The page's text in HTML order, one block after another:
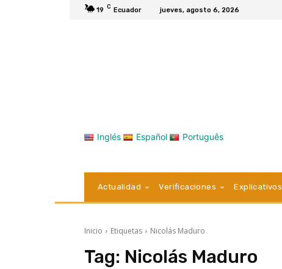
19 C Ecuador jueves, agosto 6, 2026
Inglés Español Português
Actualidad Verificaciones Explicativos
Inicio Etiquetas Nicolás Maduro
Tag: Nicolás Maduro